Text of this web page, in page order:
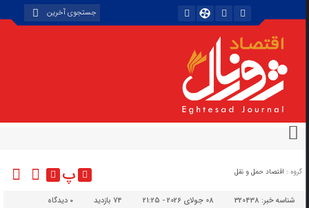
گروه : اقتصاد حمل و نقل پ
شناسه خبر:320438 08 جولای 2026 - 21:25 74 بازدید دیدگاه